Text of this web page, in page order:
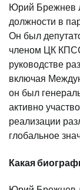
Юрий Брежнев
должности в
Он был
членом ЦК
руководстве
включая
он был
активно
реализации
глобальное
Какая